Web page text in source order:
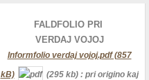
FALDFOLIO PRI
VERDAJ VOJOJ
Informfolio verdaj vojoj.pdf (857
kB)
(295 kb) : pri origino kaj